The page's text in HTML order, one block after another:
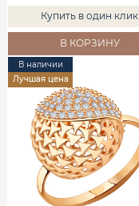
Купить в один клик
В КОРЗИНУ
В наличии
Лучшая цена